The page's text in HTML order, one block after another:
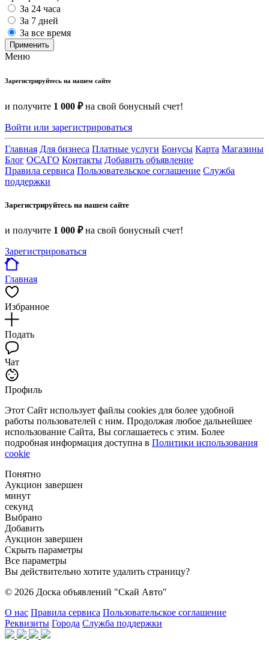
За 24 часа
За 7 дней
За все время
Применить
Меню
Зарегистрируйтесь на нашем сайте
и получите 1 000 ₽на свой бонусный счет!
Войти или зарегистрироваться
Главная Для бизнеса Платные услуги Бонусы Карта Магазины
Блог ОСАГО Контакты Добавить объявление
Правила сервиса Пользовательское соглашение Служба
поддержки
Зарегистрируйтесь на нашем сайте
и получите 1 000 ₽на свой бонусный счет!
Зарегистрироваться
Главная
Избранное
Подать
Чат
Профиль
Этот Сайт использует файлы cookies для более удобной
работы пользователей с ним. Продолжая любое дальнейшее
использование Сайта, Вы соглашаетесь с этим. Более
подробная информация доступна в Политики использования
cookie
Понятно
Аукцион завершен
минут
секунд
Выбрано
Добавить
Аукцион завершен
Скрыть параметры
Все параметры
Вы действительно хотите удалить страницу?
© 2026 Доска объявлений "Скай Авто"
О нас Правила сервиса Пользовательское соглашение
Реквизиты Города Служба поддержки